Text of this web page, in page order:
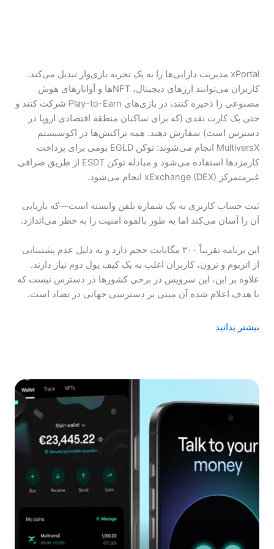
xPortal مدیریت دارایی‌ها را به یک تجربه بازی‌وار تبدیل می‌کند.
کاربران می‌توانند ارزهای دیجیتال، NFTها و آواتارهای هوش
مصنوعی را ذخیره کنند، در بازی‌های Play-to-Earn شرکت کنند و
حتی یک کارت نقدی (که برای ساکنان منطقه اقتصادی اروپا در
دسترس است) سفارش دهند. همه تراکنش‌ها در اکوسیستم
MultiversX انجام می‌شوند: توکن EGLD بومی برای پرداخت
کارمزدها استفاده می‌شود و مبادله توکن ESDT از طریق صرافی
غیرمتمرکز xExchange (DEX) انجام می‌شود.
ثبت حساب کاربری به یک شماره تلفن وابسته است—که بازیابی
آن را آسان می‌کند اما به طور بالقوه امنیت را به خطر می‌اندازد.
این برنامه تقریباً ۳۰۰ مگابایت حجم دارد و به دلیل عدم پشتیبانی
از اتریوم و ترون، کاربران اغلب به یک کیف پول دوم نیاز دارند.
علاوه بر این، این سرویس در برخی کشورها در دسترس نیست که
با هدف اعلام شده آن مبنی بر دسترسی جهانی در تضاد است.
بیشتر بدانید